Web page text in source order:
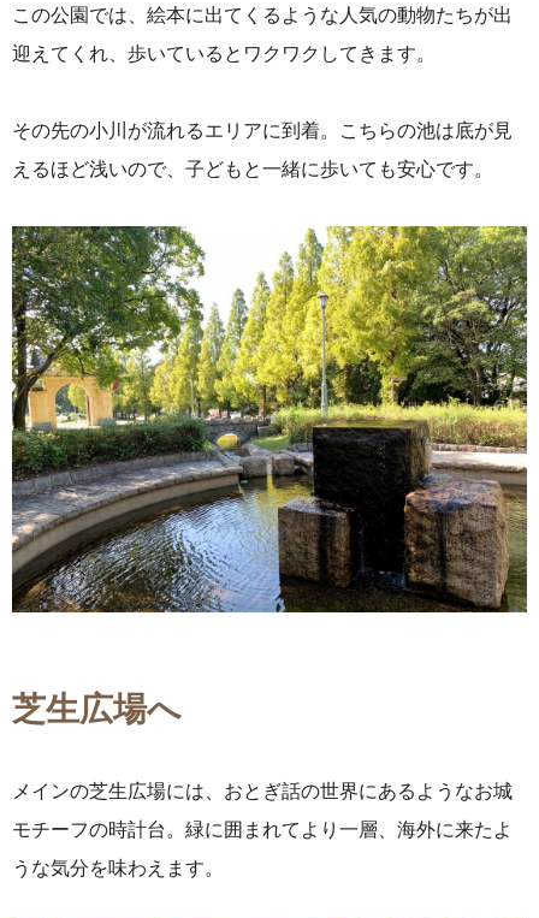
この公園では、絵本に出てくるような人気の動物たちが出
迎えてくれ、歩いているとワクワクしてきます。
その先の小川が流れるエリアに到着。こちらの池は底が見
えるほど浅いので、子どもと一緒に歩いても安心です。
芝生広場へ
メインの芝生広場には、おとぎ話の世界にあるようなお城
モチーフの時計台。緑に囲まれてより一層、海外に来たよ
うな気分を味わえます。